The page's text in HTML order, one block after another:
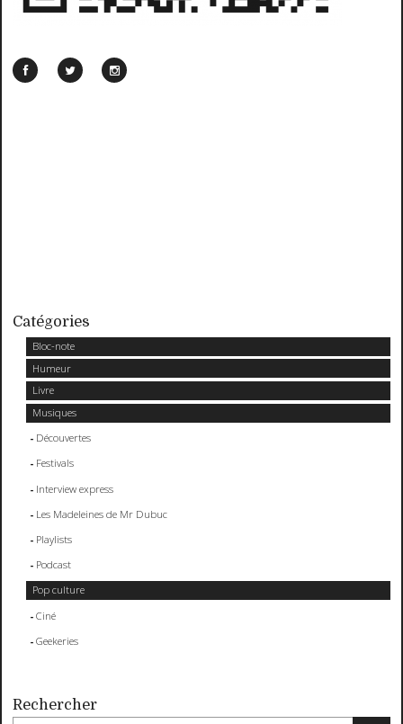
Catégories
Bloc-note
Humeur
Livre
Musiques
Découvertes
Festivals
Interview express
Les Madeleines de Mr Dubuc
Playlists
Podcast
Pop culture
Ciné
Geekeries
Rechercher